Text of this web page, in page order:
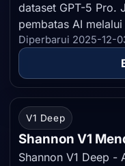
dataset GPT-5 Pro.
pembatas AI
Diperbarui 2025-12-
V1 Deep
Shannon V1
Shannon V1 Deep -